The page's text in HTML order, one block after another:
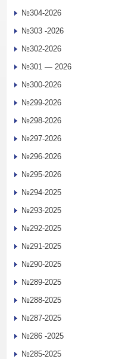
№304-2026
№303 -2026
№302-2026
№301 — 2026
№300-2026
№299-2026
№298-2026
№297-2026
№296-2026
№295-2026
№294-2025
№293-2025
№292-2025
№291-2025
№290-2025
№289-2025
№288-2025
№287-2025
№286 -2025
№285-2025